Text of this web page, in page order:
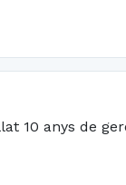
10 anys de